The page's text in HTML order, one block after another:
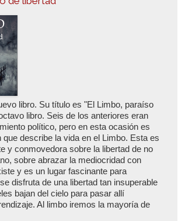
libro. Su título es "El Limbo, paraíso
libro. Seis de los anteriores eran
político, pero en esta ocasión es
que describe la vida en el Limbo. Esta es
y conmovedora sobre la libertad de no
sobre abrazar la mediocridad con
y es un lugar fascinante para
disfruta de una libertad tan insuperable
bajan del cielo para pasar allí
Al limbo iremos la mayoría de